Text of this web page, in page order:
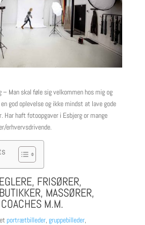
– Man skal føle sig velkommen hos mig og
god oplevelse og ikke mindst at lave gode
Har haft fotoopgaver i Esbjerg or mange
erhvervsdrivende.
FRISØRER,
MASSØRER,
M.M.
portrætbilleder, gruppebilleder,